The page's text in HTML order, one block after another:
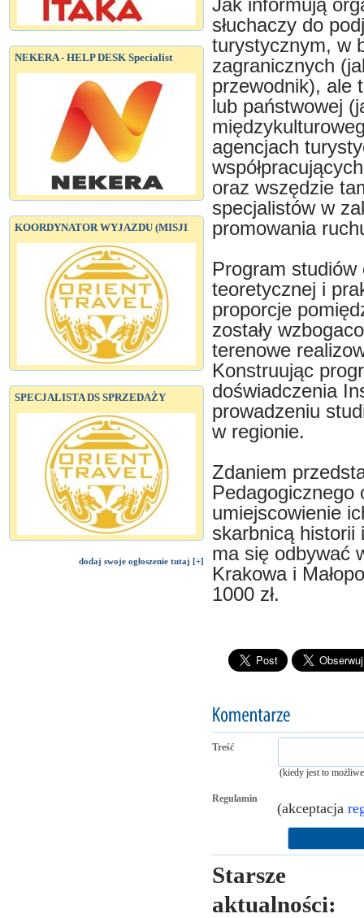
NEKERA - HELP DESK Specialist
KOORDYNATOR WYJAZDU (MISJI
SPECJALISTA DS SPRZEDAŻY
dodaj swoje ogłoszenie tutaj [+]
Jak informują
słuchaczy do
turystycznym, w
zagranicznych
przewodnik), ale
lub państwowej
agencjach
oraz wszędzie
specjalistów w
promowania
Program studiów
teoretycznej i
proporcje
zostały
terenowe
Konstruując
doświadczenia
prowadzeniu
w regionie.
Zdaniem
Pedagogicznego
umiejscowienie
skarbnicą historii
ma się odbywać
Krakowa i
1000 zł.
Treść
(kiedy jest to
Regulamin
(akceptacja
Starsze
aktualności: